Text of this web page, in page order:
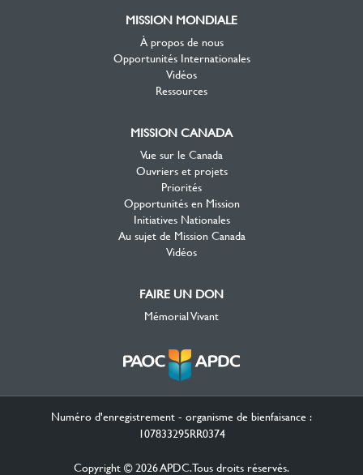
MISSION MONDIALE
À propos de nous
Opportunités Internationales
Vidéos
Ressources
MISSION CANADA
Vue sur le Canada
Ouvriers et projets
Priorités
Opportunités en Mission
Initiatives Nationales
Au sujet de Mission Canada
Vidéos
FAIRE UN DON
Mémorial Vivant
Numéro d'enregistrement - organisme de bienfaisance :
107833295RR0374
Copyright © 2026 APDC. Tous droits réservés.